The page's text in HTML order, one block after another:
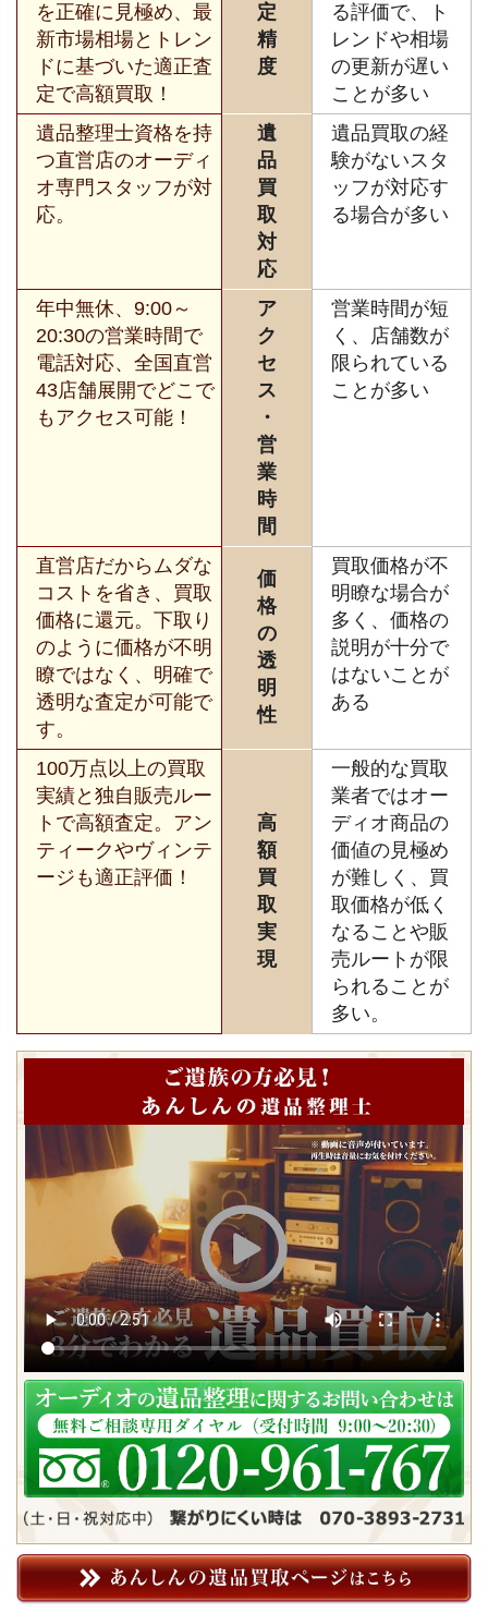
を正確に見極め、最
新市場相場とトレン
ドに基づいた適正査
定で高額買取！
定
精
度
る評価で、ト
レンドや相場
の更新が遅い
ことが多い
遺品整理士資格を持
つ直営店のオーディ
オ専門スタッフが対
応。
遺
品
買
取
対
応
遺品買取の経
験がないスタ
ッフが対応す
る場合が多い
年中無休、9:00～
20:30の営業時間で
電話対応、全国直営
43店舗展開でどこで
もアクセス可能！
ア
ク
セ
ス
・
営
業
時
間
営業時間が短
く、店舗数が
限られている
ことが多い
直営店だからムダな
コストを省き、買取
価格に還元。下取り
のように価格が不明
瞭ではなく、明確で
透明な査定が可能で
す。
価
格
の
透
明
性
買取価格が不
明瞭な場合が
多く、価格の
説明が十分で
はないことが
ある
100万点以上の買取
実績と独自販売ルー
トで高額査定。アン
ティークやヴィンテ
ージも適正評価！
高
額
買
取
実
現
一般的な買取
業者ではオー
ディオ商品の
価値の見極め
が難しく、買
取価格が低く
なることや販
売ルートが限
られることが
多い。